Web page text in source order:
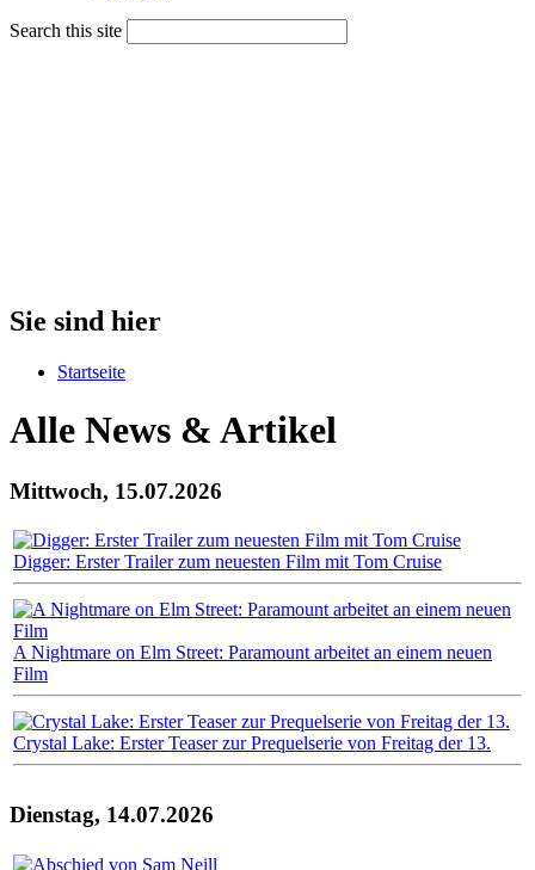
Search this site
Sie sind hier
Startseite
Alle News & Artikel
Mittwoch, 15.07.2026
Digger: Erster Trailer zum neuesten Film mit Tom Cruise
A Nightmare on Elm Street: Paramount arbeitet an einem neuen
Film
Crystal Lake: Erster Teaser zur Prequelserie von Freitag der 13.
Dienstag, 14.07.2026